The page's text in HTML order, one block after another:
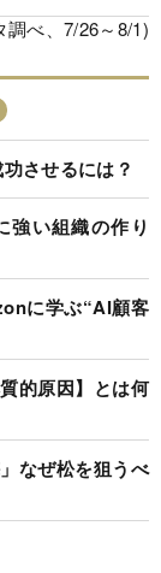
調べ、7/26～8/1)
させるには？
強い組織の作り
に学ぶ“AI顧客
的原因】とは何
なぜ松を狙うべ